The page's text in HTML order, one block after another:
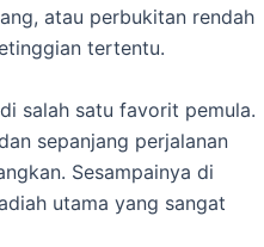
atau perbukitan rendah
tertentu.
salah satu favorit pemula.
sepanjang perjalanan
Sesampainya di
utama yang sangat